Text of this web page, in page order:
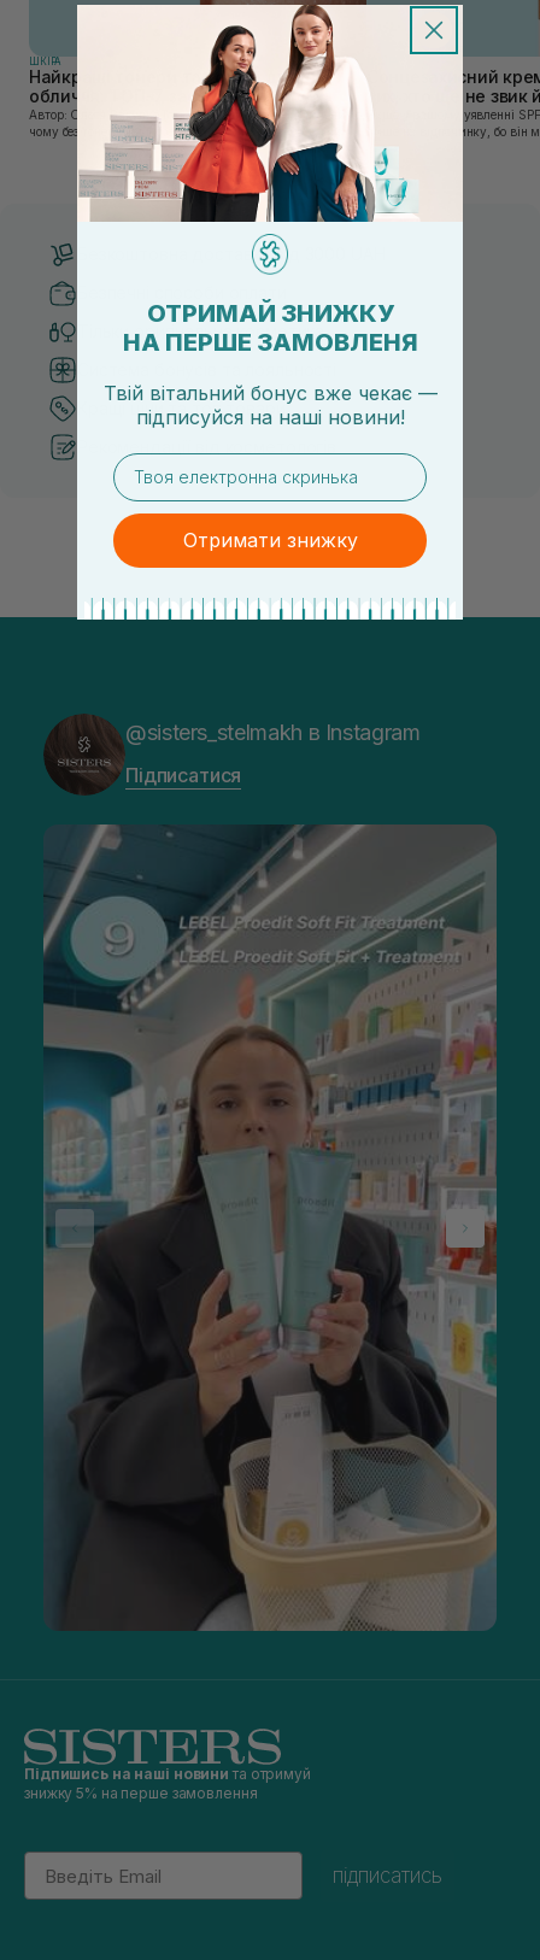
ШКIРА
Найкращі тонери та тоніки для
обличчя: ТОП-7 засобів
Автор: Олеся Вакулко [artnav] У цій статті ми пояснимо,
чому без тонера ваш крем працює лише на 50%, і як
знайти засіб під потреби саме вашої шкіри. Хибною є
думка, що тонізація — це зайвий е...
Сонцезахисний
тих, хто ще не звик
Якщо у вашому уявленні
лише на відпочинку, бо він
шкірі, може бути
чи скочується під макіяжем
Безкоштовна доставка від 3000 UAH
Тільки оригінальна косметика
Кращі ціни та топ товари
@sisters_stelmakh в Instagram
Підписатися
Підпишись на наші новини та отримуй
знижку 5% на перше замовлення
Email
підписатись
ОТРИМАЙ ЗНИЖКУ
НА ПЕРШЕ ЗАМОВЛЕНЯ
Твій вітальний бонус вже чекає —
підписуйся на наші новини!
email
Отримати знижку